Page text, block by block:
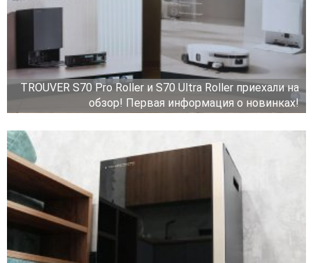
TROUVER S70 Pro Roller и S70 Ultra Roller приехали на
обзор! Первая информация о новинках!